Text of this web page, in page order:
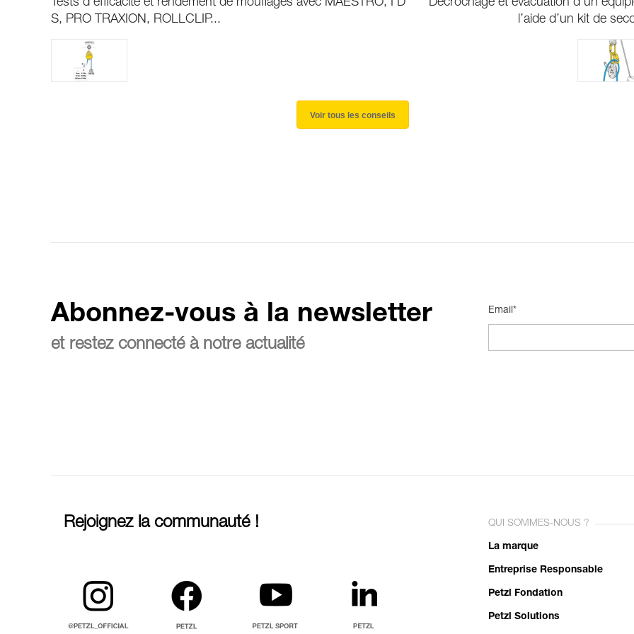
Tests d’efficacité et rendement de mouflages avec MAESTRO, I’D
S, PRO TRAXION, ROLLCLIP...
Décrochage et évacuation d’un
l’aide d’un kit de
Voir tous les conseils
Abonnez-vous à la newsletter
et restez connecté à notre actualité
Email*
Rejoignez la communauté ! QUI SOMMES-NOUS ?
La marque
Entreprise Responsable
Petzl Fondation
Petzl Solutions